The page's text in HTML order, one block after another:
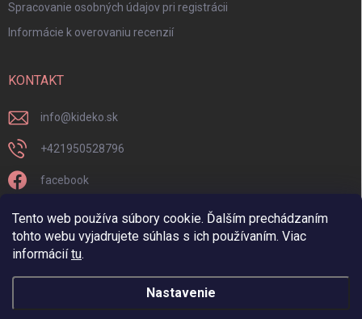
Tento web používa súbory cookie. Ďalším prechádzaním
tohto webu vyjadrujete súhlas s ich používaním. Viac
informáciítu.
Nastavenie
Spracovanie osobných údajov pri registrácii
Informácie k overovaniu recenzií
KONTAKT
info@kideko.sk
+421950528796
facebook
kideko.sk/